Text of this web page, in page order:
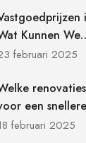
Kunnen We
februari 2025
een snellere
februari 2025